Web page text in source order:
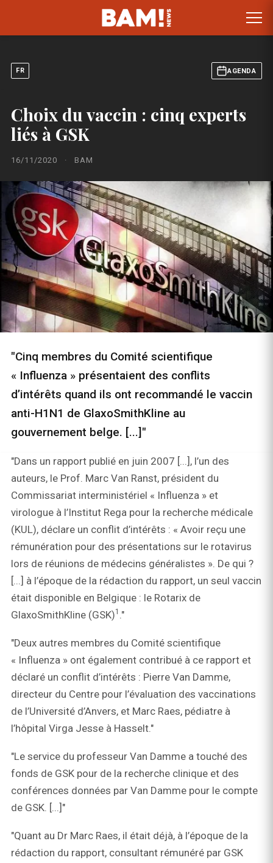
FR AGENDA
Choix du vaccin : cinq experts
liés à GSK
16/11/2020 · BAM
"Cinq membres du Comité scientifique
« Influenza » présentaient des conflits
d’intérêts quand ils ont recommandé le vaccin
anti-H1N1 de GlaxoSmithKline au
gouvernement belge. [...]"
"Dans un rapport publié en juin 2007 [...], l’un des
auteurs, le Prof. Marc Van Ranst, président du
Commissariat interministériel « Influenza » et
virologue à l’Institut Rega pour la recherche médicale
(KUL), déclare un conflit d’intérêts : « Avoir reçu une
rémunération pour des présentations sur le rotavirus
lors de réunions de médecins généralistes ». De qui ?
[...] à l’époque de la rédaction du rapport, un seul vaccin
était disponible en Belgique : le Rotarix de
GlaxoSmithKline (GSK)1 ."
"Deux autres membres du Comité scientifique
« Influenza » ont également contribué à ce rapport et
déclaré un conflit d’intérêts : Pierre Van Damme,
directeur du Centre pour l’évaluation des vaccinations
de l’Université d’Anvers, et Marc Raes, pédiatre à
l’hôpital Virga Jesse à Hasselt."
"Le service du professeur Van Damme a touché des
fonds de GSK pour de la recherche clinique et des
conférences données par Van Damme pour le compte
de GSK. [...]"
"Quant au Dr Marc Raes, il était déjà, à l’époque de la
rédaction du rapport, consultant rémunéré par GSK